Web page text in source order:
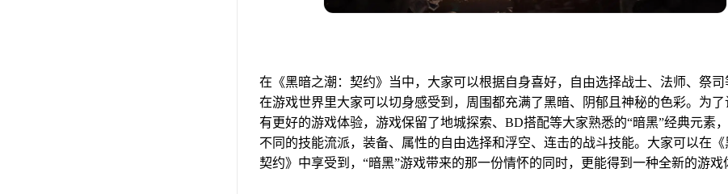
在《黑暗之潮：契约》当中，大家可以根据自身喜好，自由选择战士、法师、祭
在游戏世界里大家可以切身感受到，周围都充满了黑暗、阴郁且神秘的色彩。为了
有更好的游戏体验，游戏保留了地城探索、BD搭配等大家熟悉的“暗黑”经典元素
不同的技能流派，装备、属性的自由选择和浮空、连击的战斗技能。大家可以在《
契约》中享受到，“暗黑”游戏带来的那一份情怀的同时，更能得到一种全新的游戏